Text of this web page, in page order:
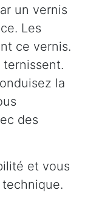
un vernis
Les
ce vernis.
la
des
et vous